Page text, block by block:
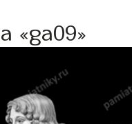
«ga09»